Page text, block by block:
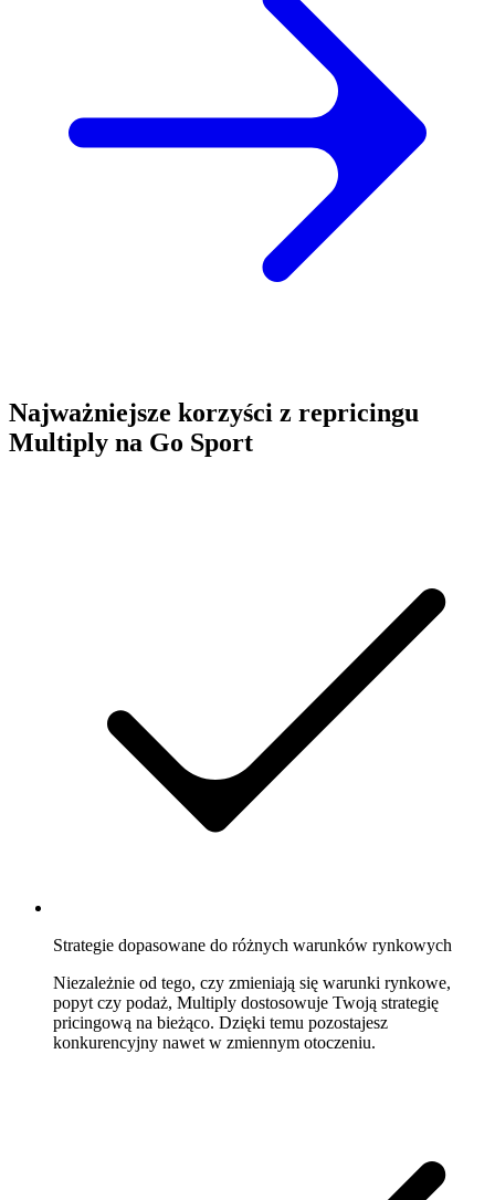
Najważniejsze korzyści z repricingu
Multiply na Go Sport
Strategie dopasowane do różnych warunków rynkowych
Niezależnie od tego, czy zmieniają się warunki rynkowe,
popyt czy podaż, Multiply dostosowuje Twoją strategię
pricingową na bieżąco. Dzięki temu pozostajesz
konkurencyjny nawet w zmiennym otoczeniu.